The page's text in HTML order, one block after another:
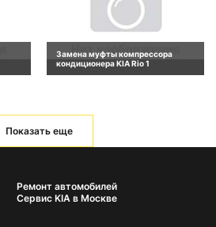
Замена муфты компрессора
кондиционера KIA Rio 1
Показать еще
Ремонт автомобилей
Сервис KIA в Москве